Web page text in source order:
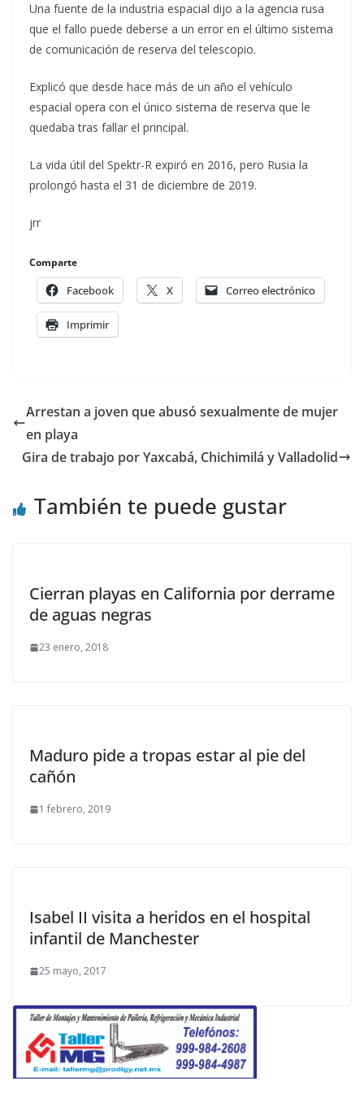
Una fuente de la industria espacial dijo a la agencia rusa
que el fallo puede deberse a un error en el último sistema
de comunicación de reserva del telescopio.
Explicó que desde hace más de un año el vehículo
espacial opera con el único sistema de reserva que le
quedaba tras fallar el principal.
La vida útil del Spektr-R expiró en 2016, pero Rusia la
prolongó hasta el 31 de diciembre de 2019.
jrr
Comparte
Facebook X Correo electrónico
Imprimir
Arrestan a joven que abusó sexualmente de mujer
en playa
Gira de trabajo por Yaxcabá, Chichimilá y Valladolid
También te puede gustar
Cierran playas en California por derrame
de aguas negras
23 enero, 2018
Maduro pide a tropas estar al pie del
cañón
1 febrero, 2019
Isabel II visita a heridos en el hospital
infantil de Manchester
25 mayo, 2017